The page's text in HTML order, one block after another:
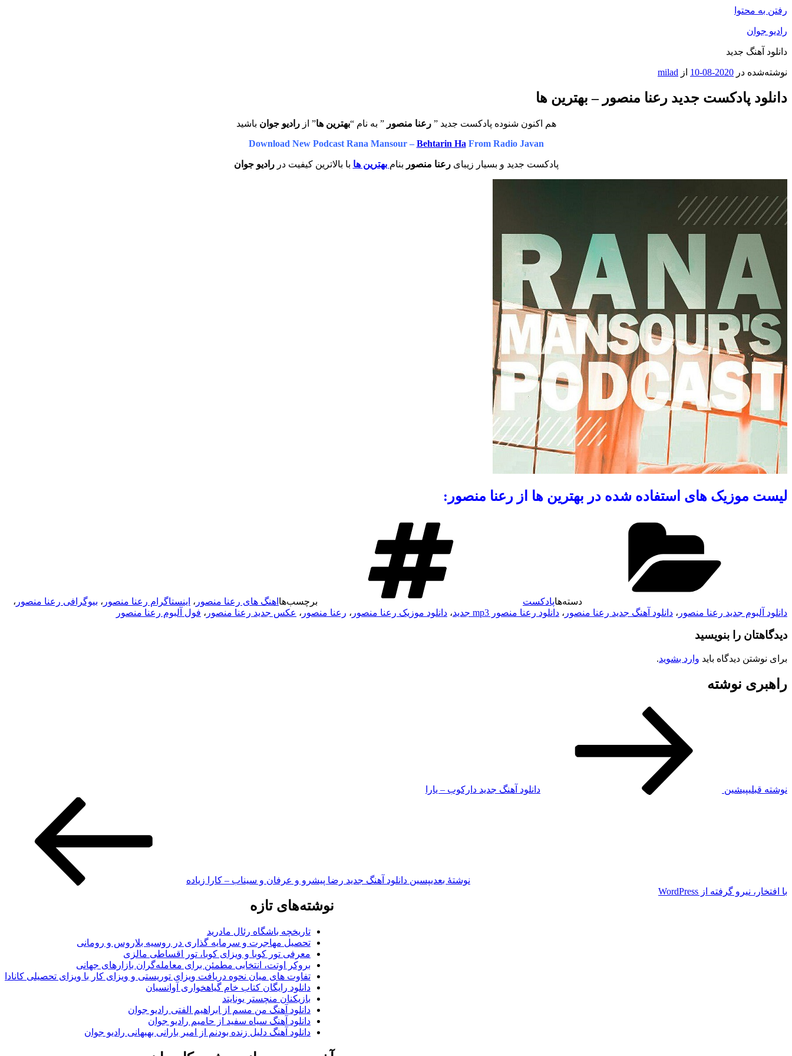
رفتن به محتوا
رادیو جوان
دانلود آهنگ جدید
نوشته‌شده در 2020-08-10 از milad
دانلود پادکست جدید رعنا منصور – بهترین ها
هم اکنون شنوده پادکست جدید ”رعنا منصور” به نام “بهترین ها” ازرادیو جوان باشید
Download New Podcast Rana Mansour – Behtarin Ha From Radio Javan
پادکست جدید و بسیار زیبایرعنا منصور بنام بهترین ها با بالاترین کیفیت در رادیو جوان
لیست موزیک های استفاده شده در بهترین ها از رعنا منصور:
دسته‌هاپادکست برچسب‌ها اهنگ های رعنا منصور ، اینستاگرام رعنا منصور ، بیوگرافی رعنا منصور ،
دانلود آلبوم جدید رعنا منصور ، دانلود آهنگ جدید رعنا منصور ، دانلود رعنا منصور mp3 جدید ، دانلود موزیک رعنا منصور ، رعنا منصور ، عکس جدید رعنا منصور ، فول آلبوم رعنا منصور
دیدگاهتان را بنویسید
برای نوشتن دیدگاه باید وارد بشوید.
راهبری نوشته
نوشته قبلیپیشین دانلود آهنگ جدید دارکوب – یارا
نوشته‌ٔ بعدیپسین دانلود آهنگ جدید رضا پیشرو و عرفان و سیناب – کارا زیاده
نوشته‌های تازه
تاریخچه باشگاه رئال مادرید
تحصیل مهاجرت و سرمایه گذاری در روسیه بلاروس و رومانی
معرفی تور کوبا و ویزای کوبا، تور اقساطی مالزی
بروکر اوتت، انتخابی مطمئن برای معامله‌گران بازارهای جهانی
تفاوت های میان نحوه دریافت ویزای توریستی و ویزای کار با ویزای تحصیلی کانادا
دانلود رایگان کتاب خام گیاهخواری آوانسیان
بازیکنان منچستر یونایتد
دانلود آهنگ من مسم از ابراهیم الفتی رادیو جوان
دانلود آهنگ سیاه سفید از حامیم رادیو جوان
دانلود آهنگ دلیل زنده بودنم از امیر بارانی بهبهانی رادیو جوان
با افتخار، نیرو گرفته از WordPress